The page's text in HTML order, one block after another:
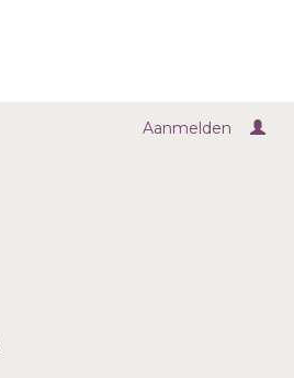
Aanmelden